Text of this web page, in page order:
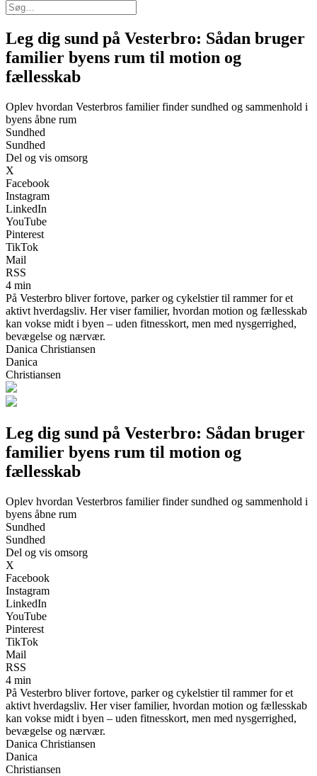
Leg dig sund på Vesterbro: Sådan bruger
familier byens rum til motion og
fællesskab
Oplev hvordan Vesterbros familier finder sundhed og sammenhold i
byens åbne rum
Sundhed
Sundhed
Del og vis omsorg
X
Facebook
Instagram
LinkedIn
YouTube
Pinterest
TikTok
Mail
RSS
4 min
På Vesterbro bliver fortove, parker og cykelstier til rammer for et
aktivt hverdagsliv. Her viser familier, hvordan motion og fællesskab
kan vokse midt i byen – uden fitnesskort, men med nysgerrighed,
bevægelse og nærvær.
Danica Christiansen
Danica
Christiansen
Leg dig sund på Vesterbro: Sådan bruger
familier byens rum til motion og
fællesskab
Oplev hvordan Vesterbros familier finder sundhed og sammenhold i
byens åbne rum
Sundhed
Sundhed
Del og vis omsorg
X
Facebook
Instagram
LinkedIn
YouTube
Pinterest
TikTok
Mail
RSS
4 min
På Vesterbro bliver fortove, parker og cykelstier til rammer for et
aktivt hverdagsliv. Her viser familier, hvordan motion og fællesskab
kan vokse midt i byen – uden fitnesskort, men med nysgerrighed,
bevægelse og nærvær.
Danica Christiansen
Danica
Christiansen